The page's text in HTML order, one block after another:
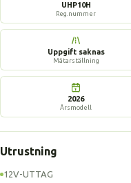
UHP10H
Reg.nummer
Uppgift saknas
Mätarställning
2026
Årsmodell
Utrustning
12V-UTTAG